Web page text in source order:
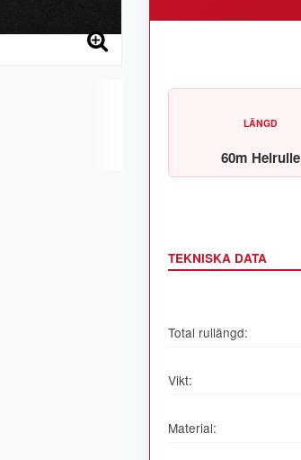
LÄNGD
60m Helrulle
TEKNISKA DATA
Total rullängd:
Vikt:
Material: